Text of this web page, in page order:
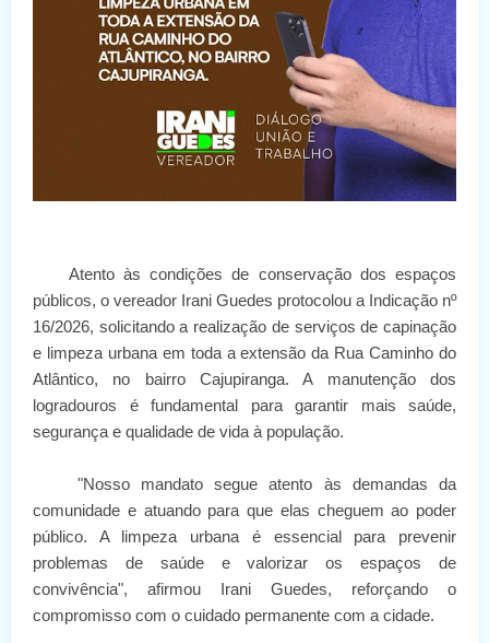
Atento às condições de conservação dos espaços
públicos, o vereador Irani Guedes protocolou a Indicação nº
16/2026, solicitando a realização de serviços de capinação
e limpeza urbana em toda a extensão da Rua Caminho do
Atlântico, no bairro Cajupiranga. A manutenção dos
logradouros é fundamental para garantir mais saúde,
segurança e qualidade de vida à população.
"Nosso mandato segue atento às demandas da
comunidade e atuando para que elas cheguem ao poder
público. A limpeza urbana é essencial para prevenir
problemas de saúde e valorizar os espaços de
convivência", afirmou Irani Guedes, reforçando o
compromisso com o cuidado permanente com a cidade.